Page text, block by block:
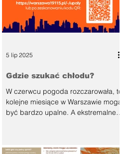
Gdzie szukać chłodu?
W czerwcu pogoda rozczarowała, to
kolejne miesiące w Warszawie mogą
być bardzo upalne. A ekstremalne
5 lip 2025